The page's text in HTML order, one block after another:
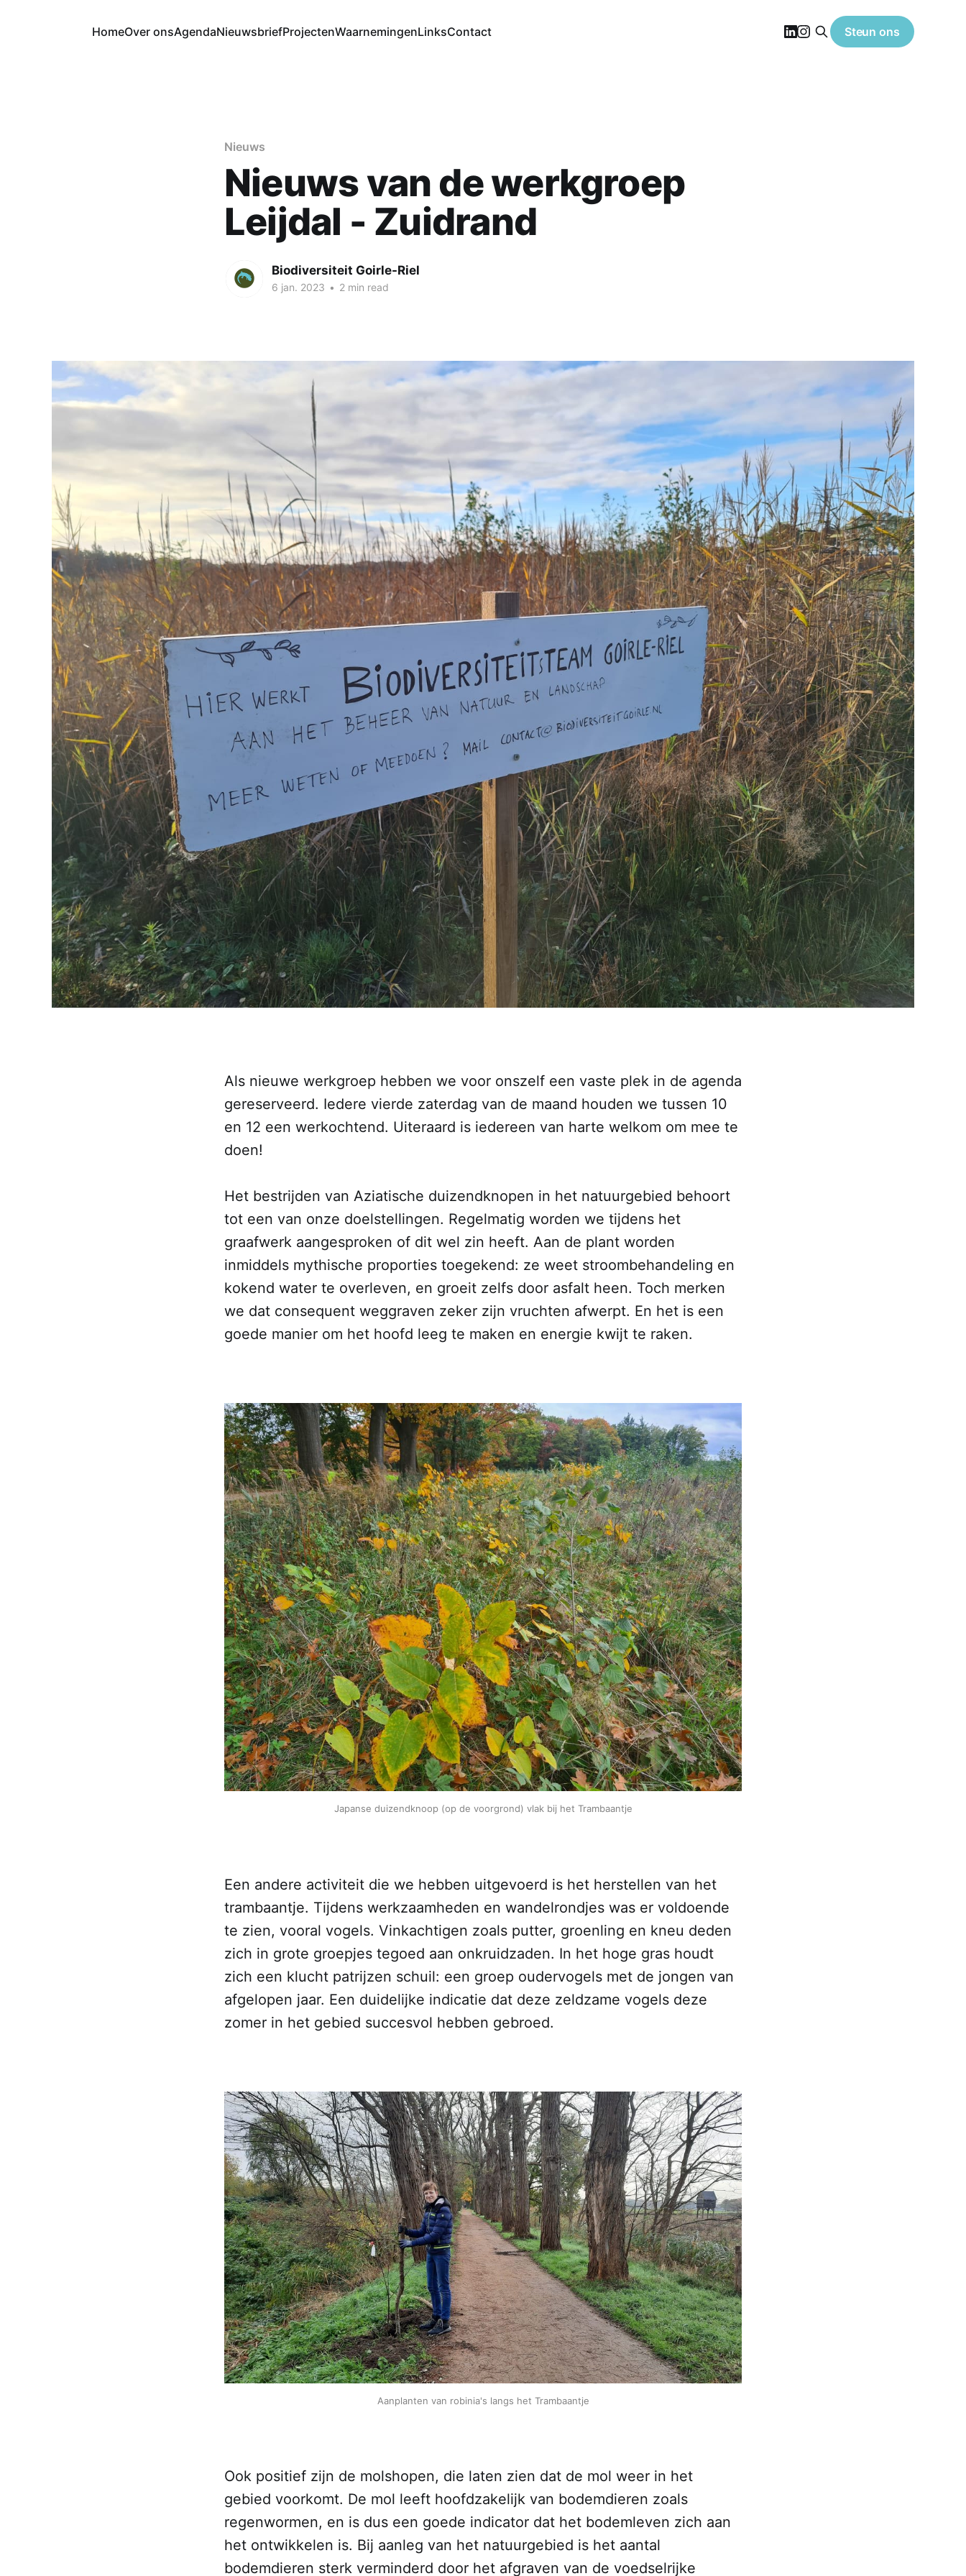
HomeOver onsAgendaNieuwsbriefProjectenWaarnemingenLinksContact Steun ons
Nieuws
Nieuws van de werkgroep
Leijdal - Zuidrand
Biodiversiteit Goirle-Riel
6 jan. 2023 • 2 min read
Als nieuwe werkgroep hebben we voor onszelf een vaste plek in de agenda
gereserveerd. Iedere vierde zaterdag van de maand houden we tussen 10
en 12 een werkochtend. Uiteraard is iedereen van harte welkom om mee te
doen!
Het bestrijden van Aziatische duizendknopen in het natuurgebied behoort
tot een van onze doelstellingen. Regelmatig worden we tijdens het
graafwerk aangesproken of dit wel zin heeft. Aan de plant worden
inmiddels mythische proporties toegekend: ze weet stroombehandeling en
kokend water te overleven, en groeit zelfs door asfalt heen. Toch merken
we dat consequent weggraven zeker zijn vruchten afwerpt. En het is een
goede manier om het hoofd leeg te maken en energie kwijt te raken.
Japanse duizendknoop (op de voorgrond) vlak bij het Trambaantje
Een andere activiteit die we hebben uitgevoerd is het herstellen van het
trambaantje. Tijdens werkzaamheden en wandelrondjes was er voldoende
te zien, vooral vogels. Vinkachtigen zoals putter, groenling en kneu deden
zich in grote groepjes tegoed aan onkruidzaden. In het hoge gras houdt
zich een klucht patrijzen schuil: een groep oudervogels met de jongen van
afgelopen jaar. Een duidelijke indicatie dat deze zeldzame vogels deze
zomer in het gebied succesvol hebben gebroed.
Aanplanten van robinia's langs het Trambaantje
Ook positief zijn de molshopen, die laten zien dat de mol weer in het
gebied voorkomt. De mol leeft hoofdzakelijk van bodemdieren zoals
regenwormen, en is dus een goede indicator dat het bodemleven zich aan
het ontwikkelen is. Bij aanleg van het natuurgebied is het aantal
bodemdieren sterk verminderd door het afgraven van de voedselrijke